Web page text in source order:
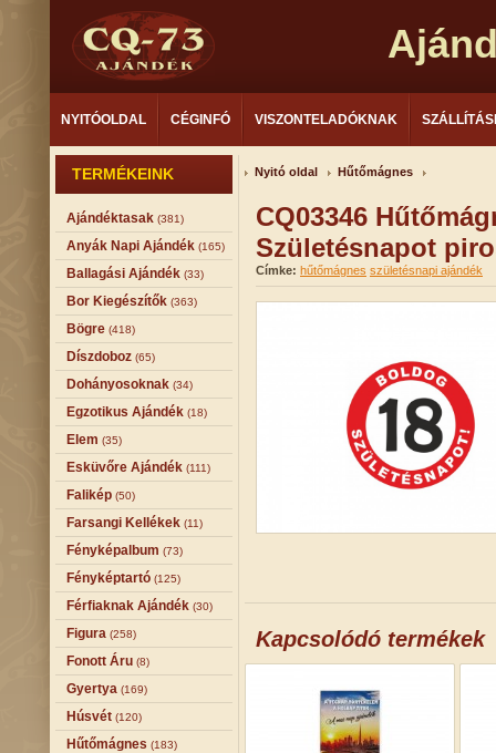
NYITÓOLDAL CÉGINFÓ VISZONTELADÓKNAK
TERMÉKEINK
Ajándéktasak (381)
Anyák Napi Ajándék (165)
Ballagási Ajándék (33)
Bor Kiegészítők (363)
Bögre (418)
Díszdoboz (65)
Dohányosoknak (34)
Egzotikus Ajándék (18)
Elem (35)
Esküvőre Ajándék (111)
Falikép (50)
Farsangi Kellékek (11)
Fényképalbum (73)
Fényképtartó (125)
Férfiaknak Ajándék (30)
Figura (258)
Fonott Áru (8)
Gyertya (169)
Húsvét (120)
Hűtőmágnes (183)
Nyitó oldal Hűtőmágnes
CQ03346
Születésnapot
Címke: hűtőmágnes születésnapi ajándék
Kapcsolódó termékek